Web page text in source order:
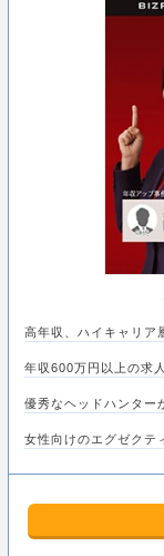
高年収、ハイキャリア
年収600万円以上の求
優秀なヘッドハンター
女性向けのエグゼクテ